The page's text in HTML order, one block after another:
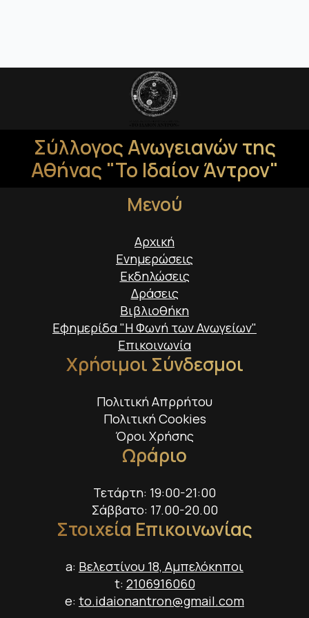
Σύλλογος Ανωγειανών της
Αθήνας "Το Ιδαίον Άντρον"
Μενού
Αρχική
Ενημερώσεις
Εκδηλώσεις
Δράσεις
Βιβλιοθήκη
Εφημερίδα "Η Φωνή των Ανωγείων"
Επικοινωνία
Χρήσιμοι Σύνδεσμοι
Πολιτική Απρρήτου
Πολιτική Cookies
Όροι Χρήσης
Ωράριο
Τετάρτη: 19:00-21:00
Σάββατο: 17.00-20.00
Στοιχεία Επικοινωνίας
a: Βελεστίνου 18, Αμπελόκηποι
t: 2106916060
e: to.idaionantron@gmail.com